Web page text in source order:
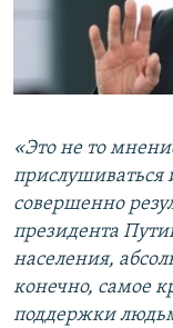
«Это не то
прислушиваться
совершенно
президента
населения,
конечно, самое
поддержки